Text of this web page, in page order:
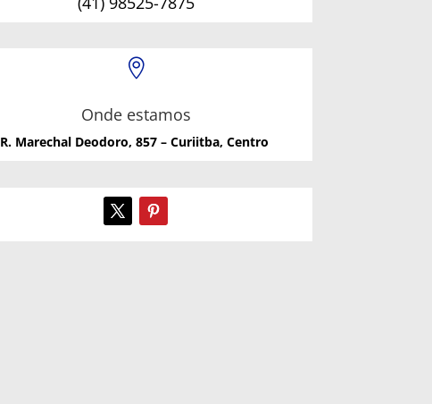

Onde estamos
R. Marechal Deodoro, 857 – Curiitba, Centro